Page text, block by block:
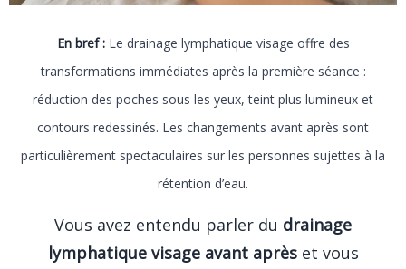
En bref :Le drainage lymphatique visage offre des
transformations immédiates après la première séance :
réduction des poches sous les yeux, teint plus lumineux et
contours redessinés. Les changements avant après sont
particulièrement spectaculaires sur les personnes sujettes à la
rétention d’eau.
Vous avez entendu parler du drainage
lymphatique visage avant aprèset vous